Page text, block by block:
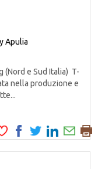
Apulia
(Nord e Sud Italia) T-
nella produzione e